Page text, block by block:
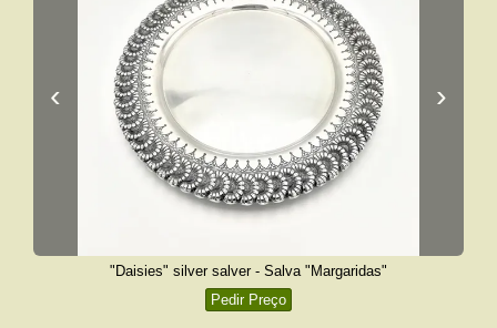
‹ ›
"Daisies" silver salver - Salva "Margaridas"
Pedir Preço